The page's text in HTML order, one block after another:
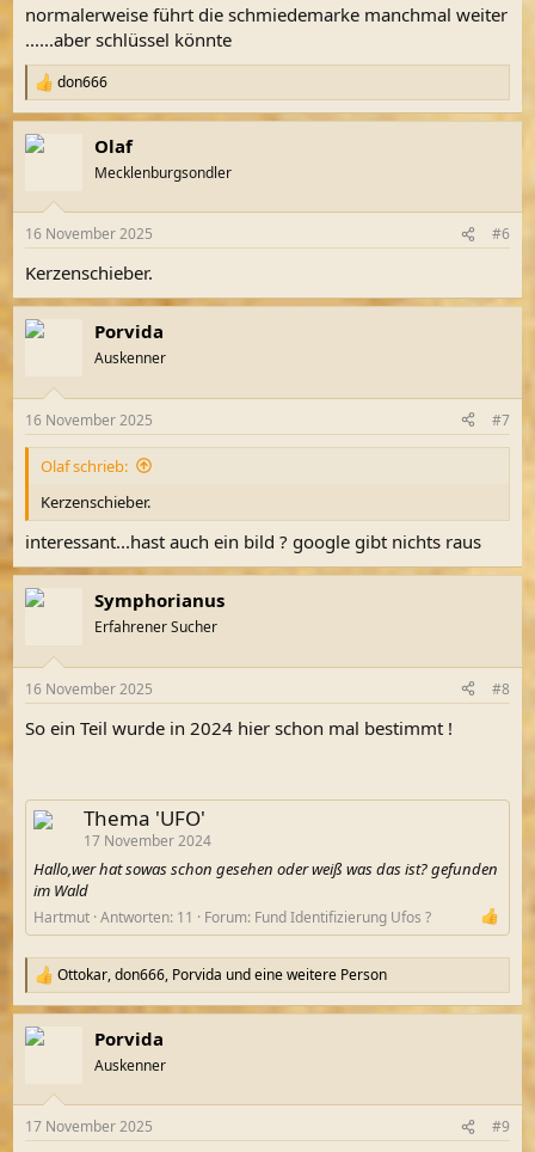
:
normalerweise führt die schmiedemarke manchmal weiter
......aber schlüssel könnte
R
e
a
k
e
:
don666
Olaf
Mecklenburgsondler
16 November 2025 #6
Kerzenschieber.
Porvida
Auskenner
16 November 2025 #7
Olaf schrieb:
Kerzenschieber.
interessant...hast auch ein bild ? google gibt nichts raus
Symphorianus
Erfahrener Sucher
16 November 2025 #8
So ein Teil wurde in 2024 hier schon mal bestimmt !
Thema 'UFO'
17 November 2024
Hallo,wer hat sowas schon gesehen oder weiß was das ist? gefunden
im Wald
Hartmut Antworten: 11 Forum: Fund Identifizierung Ufos ?
R
e
a
k
e
Ottokar,don666, Porvida und eine weitere Person
Porvida
Auskenner
17 November 2025 #9